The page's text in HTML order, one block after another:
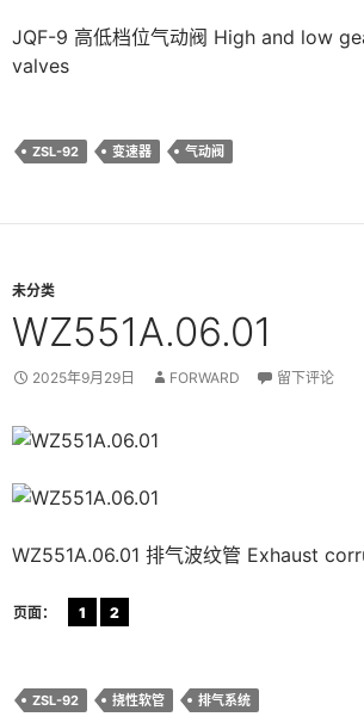
JQF-9 高低档位气动阀 High and low
valves
ZSL-92 变速器 气动阀
未分类
WZ551A.06.01
2025年9月29日 FORWARD 留下评论
WZ551A.06.01 排气波纹管 Exhaust
页面： 1 2
ZSL-92 挠性软管 排气系统